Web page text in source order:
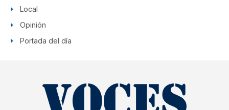
Local
Opinión
Portada del día